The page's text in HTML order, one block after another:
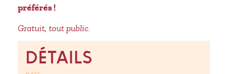
préférés !
Gratuit, tout public.
DÉTAILS